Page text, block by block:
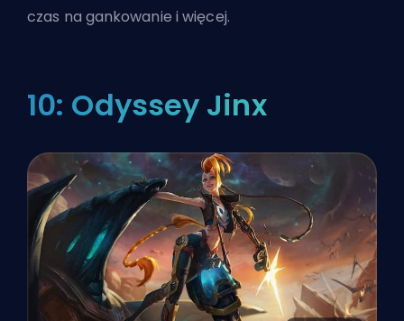
czas na gankowanie i więcej.
10: Odyssey Jinx